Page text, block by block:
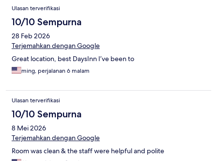
Ulasan terverifikasi
10/10 Sempurna
28 Feb 2026
Terjemahkan dengan Google
Great location, best DaysInn I’ve been to
ming, perjalanan 6 malam
Ulasan terverifikasi
10/10 Sempurna
8 Mei 2026
Terjemahkan dengan Google
Room was clean & the staff were helpful and polite